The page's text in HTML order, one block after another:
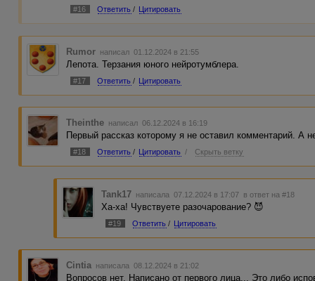
#16 Ответить / Цитировать
Rumor написал 01.12.2024 в 21:55
Лепота. Терзания юного нейротумблера.
#17 Ответить / Цитировать
Theinthe написал 06.12.2024 в 16:19
Первый рассказ которому я не оставил комментарий. А
#18 Ответить / Цитировать / Скрыть ветку
Tank17 написала 07.12.2024 в 17:07 в ответ на #18
Ха-ха! Чувствуете разочарование? 😈
#19 Ответить / Цитировать
Cintia написала 08.12.2024 в 21:02
Вопросов нет. Написано от первого лица... Это либо